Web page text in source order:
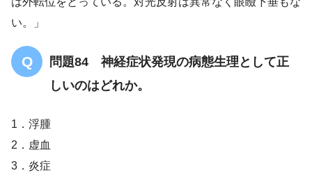
い。」
問題84 神経症状発現の病態生理として正
しいのはどれか。
1．浮腫
2．虚血
3．炎症